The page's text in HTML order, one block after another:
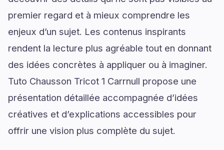
premier regard et à mieux comprendre les
enjeux d’un sujet. Les contenus inspirants
rendent la lecture plus agréable tout en donnant
des idées concrètes à appliquer ou à imaginer.
Tuto Chausson Tricot 1 Carrnull propose une
présentation détaillée accompagnée d’idées
créatives et d’explications accessibles pour
offrir une vision plus complète du sujet.